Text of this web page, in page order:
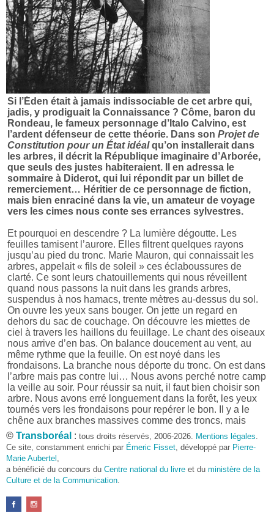
Si l’Éden était à jamais indissociable de cet arbre qui,
jadis, y prodiguait la Connaissance ? Côme, baron du
Rondeau, le fameux personnage d’Italo Calvino, est
l’ardent défenseur de cette théorie. Dans son Projet de
Constitution pour un État idéalqu’on installerait dans
les arbres, il décrit la République imaginaire d’Arborée,
que seuls des justes habiteraient. Il en adressa le
sommaire à Diderot, qui lui répondit par un billet de
remerciement… Héritier de ce personnage de fiction,
mais bien enraciné dans la vie, un amateur de voyage
vers les cimes nous conte ses errances sylvestres.
Et pourquoi en descendre ? La lumière dégoutte. Les
feuilles tamisent l’aurore. Elles filtrent quelques rayons
jusqu’au pied du tronc. Marie Mauron, qui connaissait les
arbres, appelait « fils de soleil » ces éclaboussures de
clarté. Ce sont leurs chatouillements qui nous réveillent
quand nous passons la nuit dans les grands arbres,
suspendus à nos hamacs, trente mètres au-dessus du sol.
On ouvre les yeux sans bouger. On jette un regard en
dehors du sac de couchage. On découvre les miettes de
ciel à travers les haillons du feuillage. Le chant des oiseaux
nous arrive d’en bas. On balance doucement au vent, au
même rythme que la feuille. On est noyé dans les
frondaisons. La branche nous déporte du tronc. On est dans
l’arbre mais pas contre lui… Nous avons perché notre camp
la veille au soir. Pour réussir sa nuit, il faut bien choisir son
arbre. Nous avons erré longuement dans la forêt, les yeux
tournés vers les frondaisons pour repérer le bon. Il y a le
chêne aux branches massives comme des troncs, mais
difficiles à escalader. Il y a le châtaignier qui offre de belles
fourches mais souvent trop resserrées. Le bouleau, rare
dans les forêts de France, est très fragile. Pas question de
dormir dans un conifère : trop de résine. L’idéal, c’est le
hêtre. Ses branches sont disposées pour recevoir les
hamacs. Écorce qui adhère bien. Structure solide et
régulière. Houppier fourni. Nous grimpons. Nous nous
installons. Nous sommes sanglés aux plus hautes loges.
© Transboréal : tous droits réservés, 2006-2026. Mentions légales.
Ce site, constamment enrichi par Émeric Fisset, développé par Pierre-
Marie Aubertel ,
a bénéficié du concours du Centre national du livre et du ministère de la
Culture et de la Communication.